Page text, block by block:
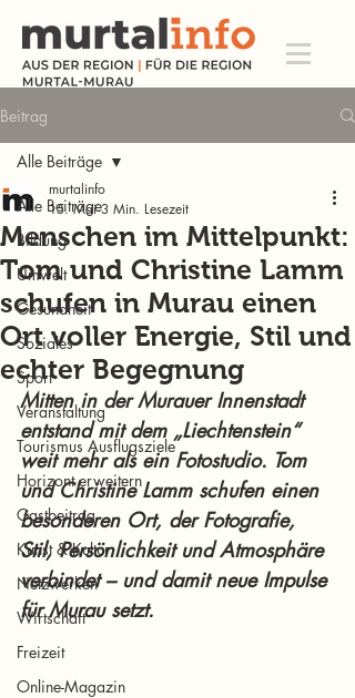
Beitrag
Alle Beiträge
Bildung
Umwelt
Gesundheit
Soziales
Sport
Veranstaltung
Tourismus Ausflugsziele
Horizont erweitern
Gastbeitrag
Kunst & Kultur
Netzwerken
Wirtschaft
Freizeit
Online-Magazin
Alle Beiträge
Menschen im Mittelpunkt:
Tom und Christine Lamm
schufen in Murau einen
Ort voller Energie, Stil und
echter Begegnung
murtalinfo
15. Mai 3 Min. Lesezeit
Mitten in der Murauer Innenstadt
entstand mit dem „Liechtenstein“
weit mehr als ein Fotostudio. Tom
und Christine Lamm schufen einen
besonderen Ort, der Fotografie,
Stil, Persönlichkeit und Atmosphäre
verbindet – und damit neue Impulse
für Murau setzt.